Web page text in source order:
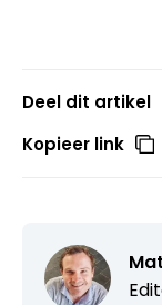
Deel dit artikel
Kopieer link